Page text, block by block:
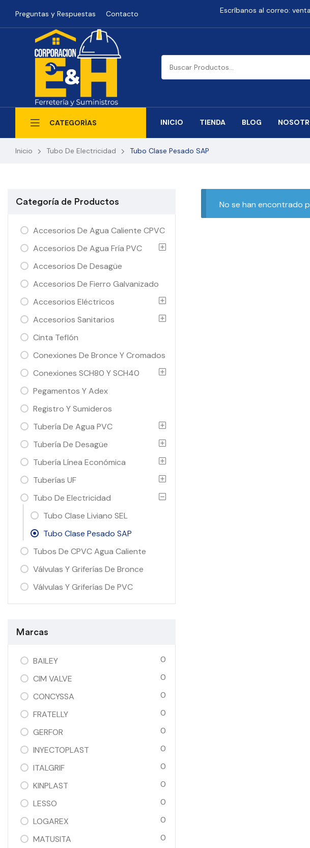
Preguntas y Respuestas Contacto Escríbanos al correo:
CATEGORÍAS INICIO TIENDA BLOG
Inicio Tubo De Electricidad Tubo Clase Pesado SAP
No se han encontrado
Categoría de Productos
Accesorios De Agua Caliente CPVC
Accesorios De Agua Fría PVC
Accesorios De Desagüe
Accesorios De Fierro Galvanizado
Accesorios Eléctricos
Accesorios Sanitarios
Cinta Teflón
Conexiones De Bronce Y Cromados
Conexiones SCH80 Y SCH40
Pegamentos Y Adex
Registro Y Sumideros
Tubería De Agua PVC
Tubería De Desagüe
Tubería Línea Económica
Tuberías UF
Tubo De Electricidad
Tubo Clase Liviano SEL
Tubo Clase Pesado SAP
Tubos De CPVC Agua Caliente
Válvulas Y Griferías De Bronce
Válvulas Y Griferías De PVC
Marcas
BAILEY
0
CIM VALVE
0
CONCYSSA
0
FRATELLY
0
GERFOR
0
INYECTOPLAST
0
ITALGRIF
0
KINPLAST
0
LESSO
0
LOGAREX
0
MATUSITA
0